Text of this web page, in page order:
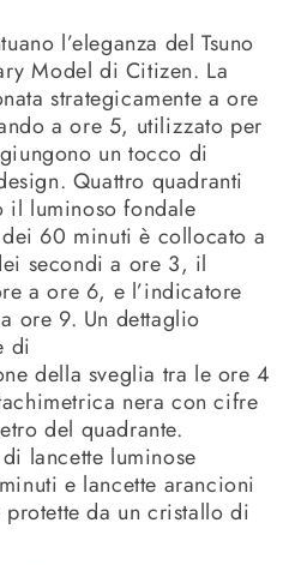
l’eleganza del Tsuno
Model di Citizen. La
strategicamente a ore
a ore 5, utilizzato per
un tocco di
Quattro quadranti
il luminoso fondale
60 minuti è collocato a
secondi a ore 3, il
a ore 6, e l’indicatore
ore 9. Un dettaglio
di
della sveglia tra le ore 4
nera con cifre
del quadrante.
lancette luminose
e lancette arancioni
da un cristallo di